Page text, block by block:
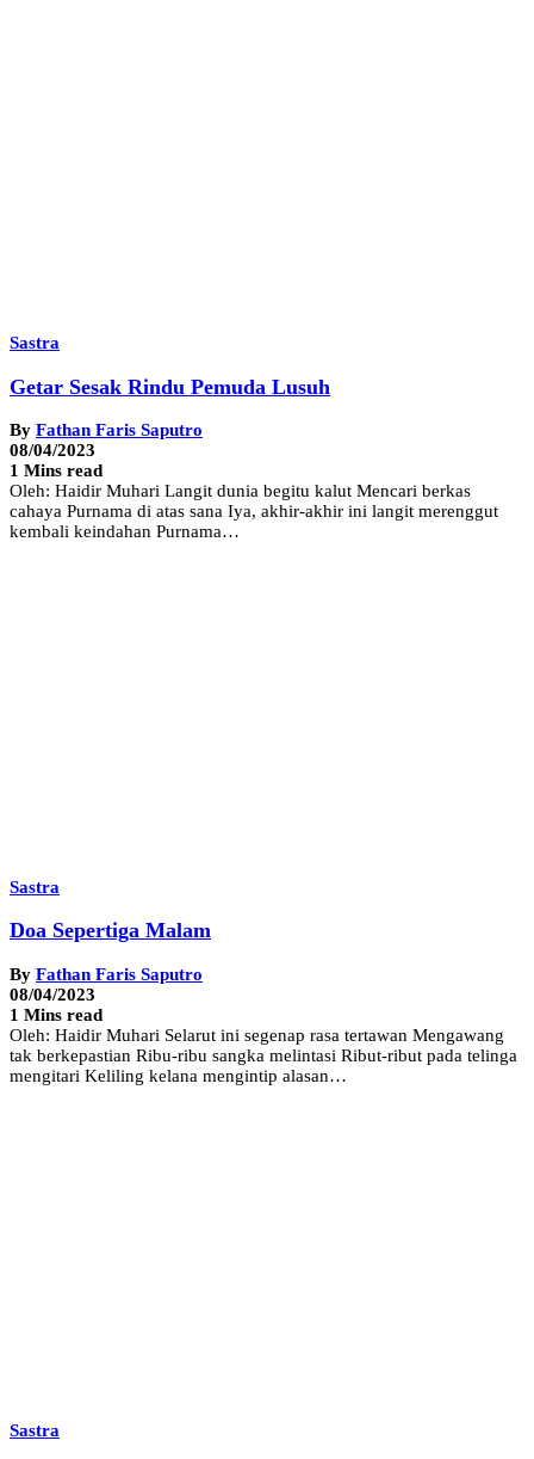
Sastra
Getar Sesak Rindu Pemuda Lusuh
By Fathan Faris Saputro
08/04/2023
1 Mins read
Oleh: Haidir Muhari Langit dunia begitu kalut Mencari berkas
cahaya Purnama di atas sana Iya, akhir-akhir ini langit merenggut
kembali keindahan Purnama…
Sastra
Doa Sepertiga Malam
By Fathan Faris Saputro
08/04/2023
1 Mins read
Oleh: Haidir Muhari Selarut ini segenap rasa tertawan Mengawang
tak berkepastian Ribu-ribu sangka melintasi Ribut-ribut pada telinga
mengitari Keliling kelana mengintip alasan…
Sastra